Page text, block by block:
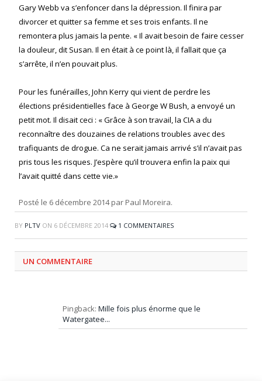
Gary Webb va s’enfoncer dans la dépression. Il finira par
divorcer et quitter sa femme et ses trois enfants. Il ne
remontera plus jamais la pente. « Il avait besoin de faire cesser
la douleur, dit Susan. Il en était à ce point là, il fallait que ça
s’arrête, il n’en pouvait plus.
Pour les funérailles, John Kerry qui vient de perdre les
élections présidentielles face à George W Bush, a envoyé un
petit mot. Il disait ceci : « Grâce à son travail, la CIA a du
reconnaître des douzaines de relations troubles avec des
trafiquants de drogue. Ca ne serait jamais arrivé s’il n’avait pas
pris tous les risques. J’espère qu’il trouvera enfin la paix qui
l’avait quitté dans cette vie.»
Posté le 6 décembre 2014 par Paul Moreira.
BY PLTV ON 6 DÉCEMBRE 2014 1 COMMENTAIRES
UN COMMENTAIRE
Pingback: Mille fois plus énorme que le
Watergatee...